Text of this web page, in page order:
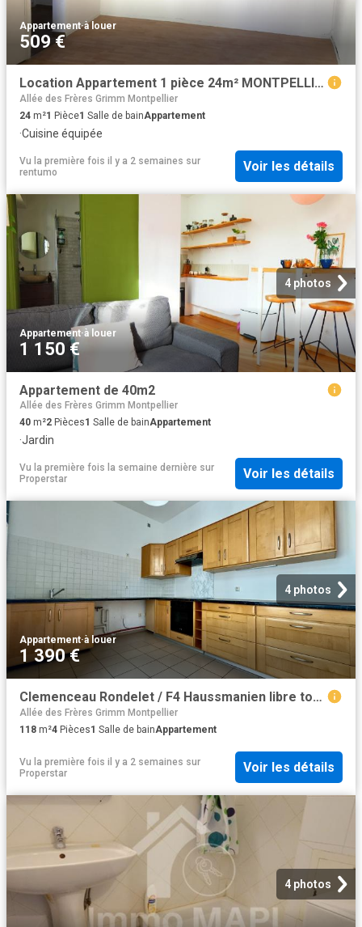
Appartement·à louer
509 €
Location Appartement 1 pièce 24m² MONTPELLIER 34000
Allée des Frères Grimm Montpellier
24 m²1 Pièce1 Salle de bainAppartement
·Cuisine équipée
Vu la première fois il y a 2 semaines sur
rentumo
Voir les détails
4 photos
Appartement·à louer
1 150 €
Appartement de 40m2
Allée des Frères Grimm Montpellier
40 m²2 Pièces1 Salle de bainAppartement
·Jardin
Vu la première fois la semaine dernière sur
Properstar
Voir les détails
4 photos
Appartement·à louer
1 390 €
Clemenceau Rondelet / F4 Haussmanien libre tout de suite
Allée des Frères Grimm Montpellier
118 m²4 Pièces1 Salle de bainAppartement
Vu la première fois il y a 2 semaines sur
Properstar
Voir les détails
4 photos